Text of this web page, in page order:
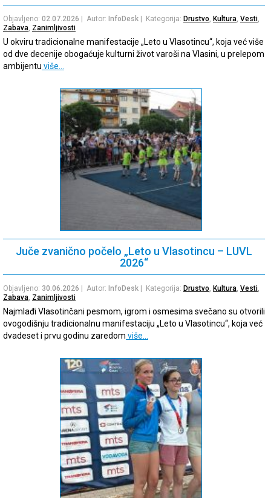
Objavljeno: 02.07.2026 | Autor: InfoDesk | Kategorija: Drustvo Kultura Vesti
Zabava Zanimljivosti
U okviru tradicionalne manifestacije „Leto u Vlasotincu“, koja već više
od dve decenije obogaćuje kulturni život varoši na Vlasini, u prelepom
ambijentu više…
Juče zvanično počelo „Leto u Vlasotincu – LUVL
2026“
Objavljeno: 30.06.2026 | Autor: InfoDesk | Kategorija: Drustvo, Kultura, Vesti,
Zabava, Zanimljivosti
Najmlađi Vlasotinčani pesmom, igrom i osmesima svečano su otvorili
ovogodišnju tradicionalnu manifestaciju „Leto u Vlasotincu“, koja već
dvadeset i prvu godinu zaredom više…